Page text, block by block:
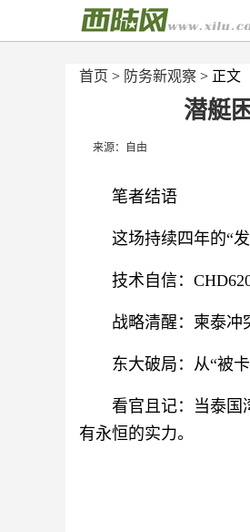
首页 > 防务新观察 > 正文
潜艇
来源：自由
笔者结语
这场持续四年的“
技术自信：
战略清醒：柬泰冲
东大破局：从“被
看官且记：当泰
有永恒的实力。